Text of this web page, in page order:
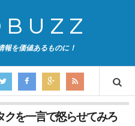
報を価値あるものに！
クを一言で怒らせてみろ